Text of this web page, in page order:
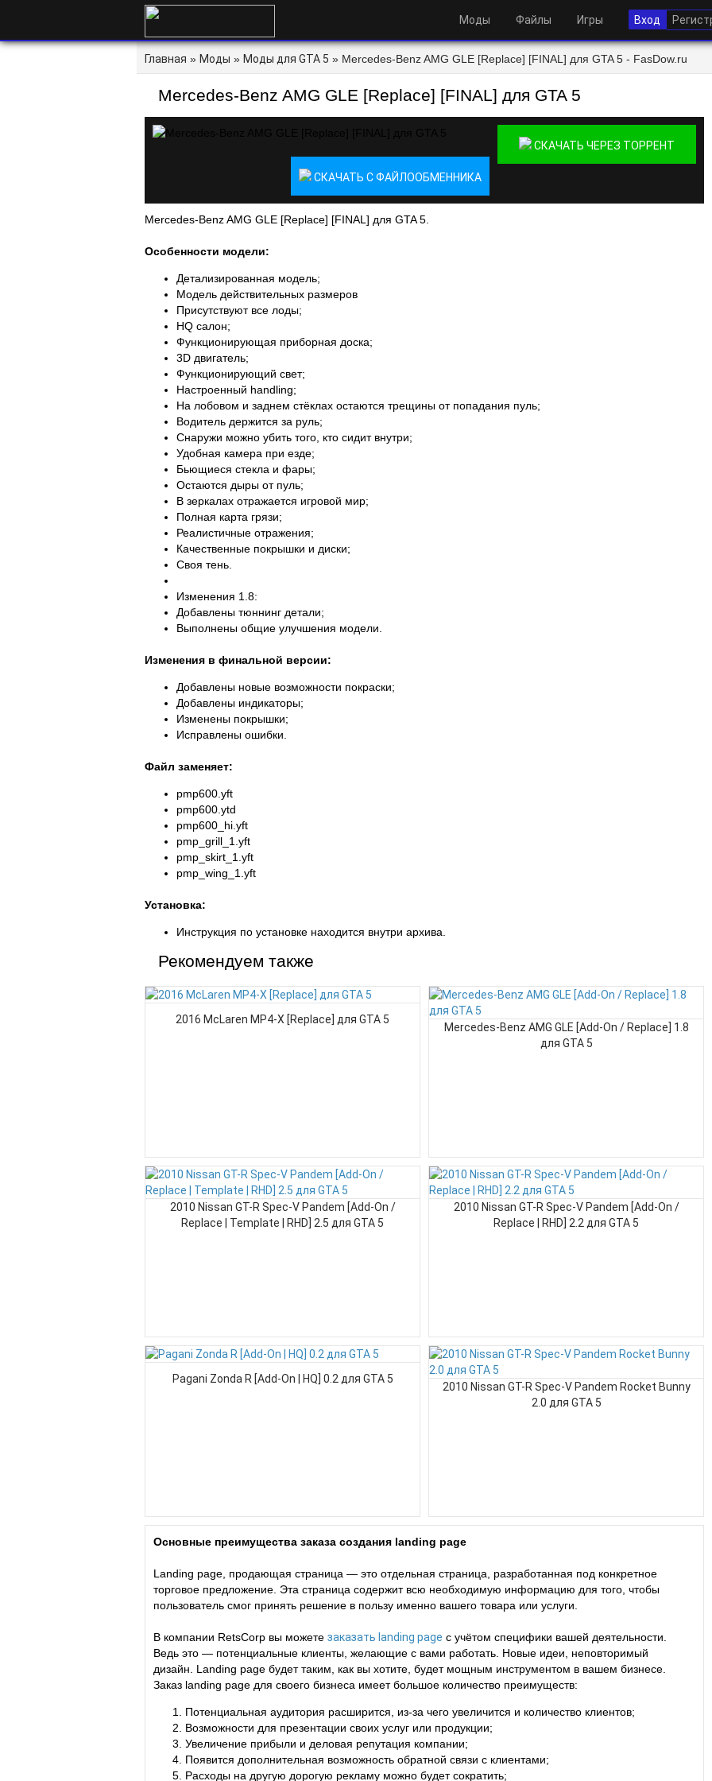
Моды Файлы Игры Вход
Главная » Моды » Моды для GTA 5 » Mercedes-Benz AMG GLE [Replace] [FINAL] для GTA 5 - FasDow.ru
Mercedes-Benz AMG GLE [Replace] [FINAL] для GTA 5
СКАЧАТЬ ЧЕРЕЗ ТОРРЕНТ
СКАЧАТЬ С ФАЙЛООБМЕННИКА
Mercedes-Benz AMG GLE [Replace] [FINAL] для GTA 5.
Особенности модели:
Детализированная модель;
Модель действительных размеров
Присутствуют все лоды;
HQ салон;
Функционирующая приборная доска;
3D двигатель;
Функционирующий свет;
Настроенный handling;
На лобовом и заднем стёклах остаются трещины от попадания пуль;
Водитель держится за руль;
Снаружи можно убить того, кто сидит внутри;
Удобная камера при езде;
Бьющиеся стекла и фары;
Остаются дыры от пуль;
В зеркалах отражается игровой мир;
Полная карта грязи;
Реалистичные отражения;
Качественные покрышки и диски;
Своя тень.
Изменения 1.8:
Добавлены тюннинг детали;
Выполнены общие улучшения модели.
Изменения в финальной версии:
Добавлены новые возможности покраски;
Добавлены индикаторы;
Изменены покрышки;
Исправлены ошибки.
Файл заменяет:
pmp600.yft
pmp600.ytd
pmp600_hi.yft
pmp_grill_1.yft
pmp_skirt_1.yft
pmp_wing_1.yft
Установка:
Инструкция по установке находится внутри архива.
Рекомендуем также
2016 McLaren MP4-X [Replace] для GTA 5
Mercedes-Benz AMG GLE [Add-On / Replace] 1.8
для GTA 5
2010 Nissan GT-R Spec-V Pandem [Add-On /
Replace | Template | RHD] 2.5 для GTA 5
2010 Nissan GT-R Spec-V Pandem [Add-On /
Replace | RHD] 2.2 для GTA 5
Pagani Zonda R [Add-On | HQ] 0.2 для GTA 5
2010 Nissan GT-R Spec-V Pandem Rocket Bunny
2.0 для GTA 5
Основные преимущества заказа создания landing page
Landing page, продающая страница — это отдельная страница, разработанная под конкретное
торговое предложение. Эта страница содержит всю необходимую информацию для того, чтобы
пользователь смог принять решение в пользу именно вашего товара или услуги.
В компании RetsCorp вы можете заказать landing page с учётом специфики вашей деятельности.
Ведь это — потенциальные клиенты, желающие с вами работать. Новые идеи, неповторимый
дизайн. Landing page будет таким, как вы хотите, будет мощным инструментом в вашем бизнесе.
Заказ landing page для своего бизнеса имеет большое количество преимуществ:
Потенциальная аудитория расширится, из-за чего увеличится и количество клиентов;
Возможности для презентации своих услуг или продукции;
Увеличение прибыли и деловая репутация компании;
Появится дополнительная возможность обратной связи с клиентами;
Расходы на другую дорогую рекламу можно будет сократить;